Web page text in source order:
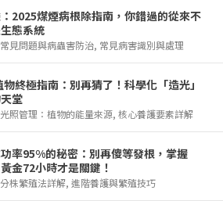
2025煤煙病根除指南，你錯過的從來不
態系統
常見問題與病蟲害防治, 常見病害識別與處理
終極指南：別再猜了！科學化「造光」
堂
光照管理：植物的能量來源, 核心養護要素詳解
率95%的秘密：別再傻等發根，掌握
金72小時才是關鍵！
分株繁殖法詳解, 進階養護與繁殖技巧